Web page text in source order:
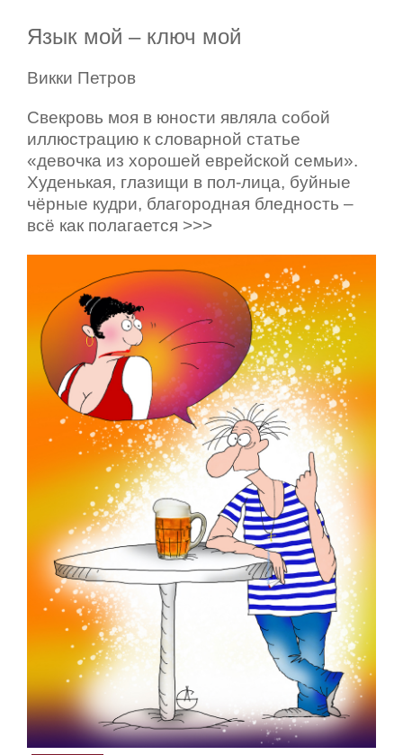
Язык мой – ключ мой
Викки Петров
Свекровь моя в юности являла собой
иллюстрацию к словарной статье
«девочка из хорошей еврейской семьи».
Худенькая, глазищи в пол-лица, буйные
чёрные кудри, благородная бледность –
всё как полагается >>>